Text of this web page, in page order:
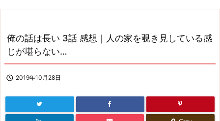
次へ
検索
俺の話は長い 3話 感想｜人の家を覗き見している感
じが堪らない…
 2019年10月28日